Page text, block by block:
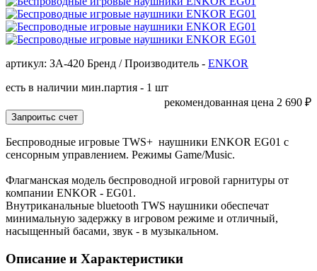
артикул: ЗА-420 Бренд / Производитель - ENKOR
есть в наличии мин.партия - 1 шт
рекомендованная цена 2 690 ₽
Беспроводные игровые TWS+ наушники ENKOR EG01 с
сенсорным управлением. Режимы Game/Music.
Флагманская модель беспроводной игровой гарнитуры от
компании ENKOR - EG01.
Внутриканальные bluetooth TWS наушники обеспечат
минимальную задержку в игровом режиме и отличный,
насыщенный басами, звук - в музыкальном.
Описание и Характеристики